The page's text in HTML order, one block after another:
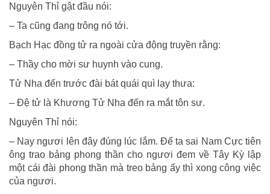
Nguyên Thỉ gật đầu nói:
– Ta cũng đang trông nó tới.
Bạch Hạc đồng tử ra ngoài cửa động truyền rằng:
– Thầy cho mời sư huynh vào cung.
Tử Nha đến trước đài bát quái quì lạy thưa:
– Ðệ tử là Khương Tử Nha đến ra mắt tôn sư.
Nguyên Thỉ nói:
– Nay ngươi lên đây đúng lúc lắm. Ðể ta sai Nam Cực tiên
ông trao bảng phong thần cho ngươi đem về Tây Kỳ lập
một cái đài phong thần mà treo bảng ấy thì xong công việc
của ngươi.